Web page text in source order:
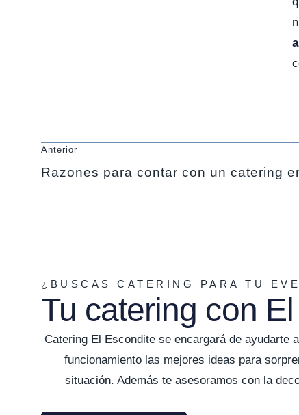
Anterior
Razones para contar con un catering
¿BUSCAS CATERING PARA TU
Tu catering con
Catering El Escondite se encargará de ayudarte
funcionamiento las mejores ideas para
situación. Además te asesoramos con la